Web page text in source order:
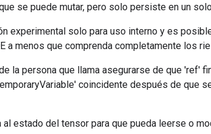
se puede mutar, pero solo persiste en un
experimental solo para uso interno y es
a menos que comprenda completamente los
la persona que llama asegurarse de que 'ref'
coincidente después de que
al estado del tensor para que pueda leerse o